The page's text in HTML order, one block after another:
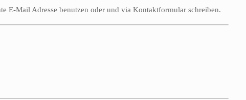
E-Mail Adresse benutzen oder und via Kontaktformular schreiben.